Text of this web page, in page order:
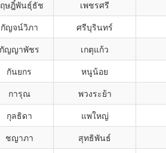
ษฎิ์พันธุ์ธัช เพชรศรี
กัญจน์วิภา ศรีบุรินทร์
กัญญาพัชร เกตุแก้ว
กันยกร หนูน้อย
การุณ พวงระย้า
กุลธิดา แพใหญ่
ชญาภา สุทธิพันธ์